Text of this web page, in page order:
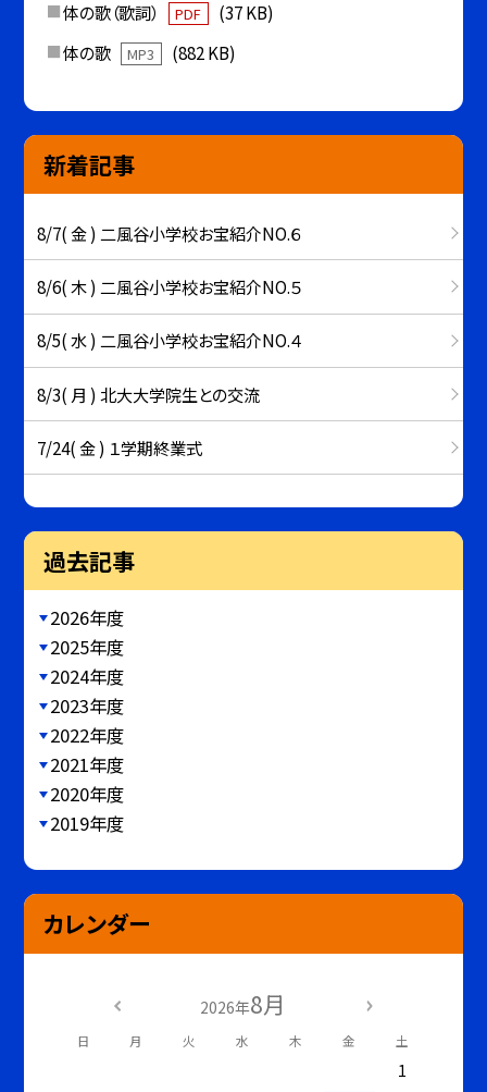
体の歌（歌詞） PDF
(37 KB)
体の歌
MP3 (882 KB)
新着記事
8/7( 金 ) 二風谷小学校お宝紹介NO.６
8/6( 木 ) 二風谷小学校お宝紹介NO.５
8/5( 水 ) 二風谷小学校お宝紹介NO.４
8/3( 月 ) 北大大学院生との交流
7/24( 金 ) １学期終業式
過去記事
2026年度
2025年度
2024年度
2023年度
2022年度
2021年度
2020年度
2019年度
カレンダー
2026年8月
日 月 火 水 木 金 土
1